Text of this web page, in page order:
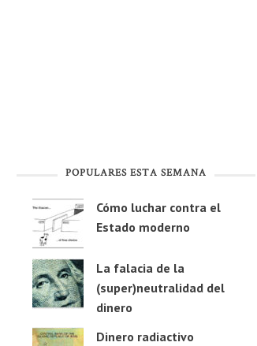
POPULARES ESTA SEMANA
Cómo luchar contra el
Estado moderno
La falacia de la
(super)neutralidad del
dinero
Dinero radiactivo